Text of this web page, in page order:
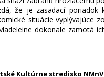
že je zasadací poriadok
situácie vyplývajúce
dokonale zamotá
Kultúrne stredisko